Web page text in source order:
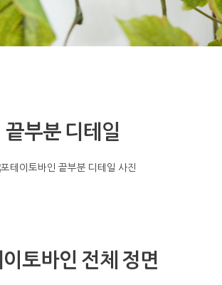
끝부분 디테일
토바인 전체 정면